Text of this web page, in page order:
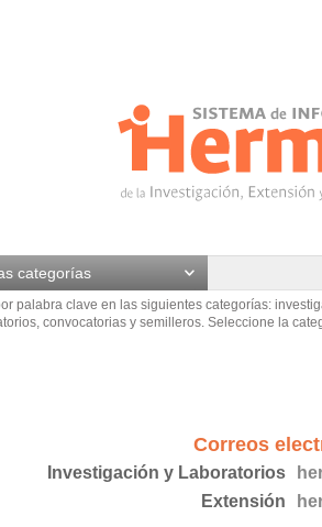
categorías
palabra clave en las siguientes categorías:
convocatorias y semilleros. Seleccione la
Correos
Investigación y Laboratorios
Extensión